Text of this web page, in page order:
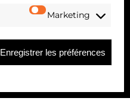
Marketing
Enregistrer les préférences